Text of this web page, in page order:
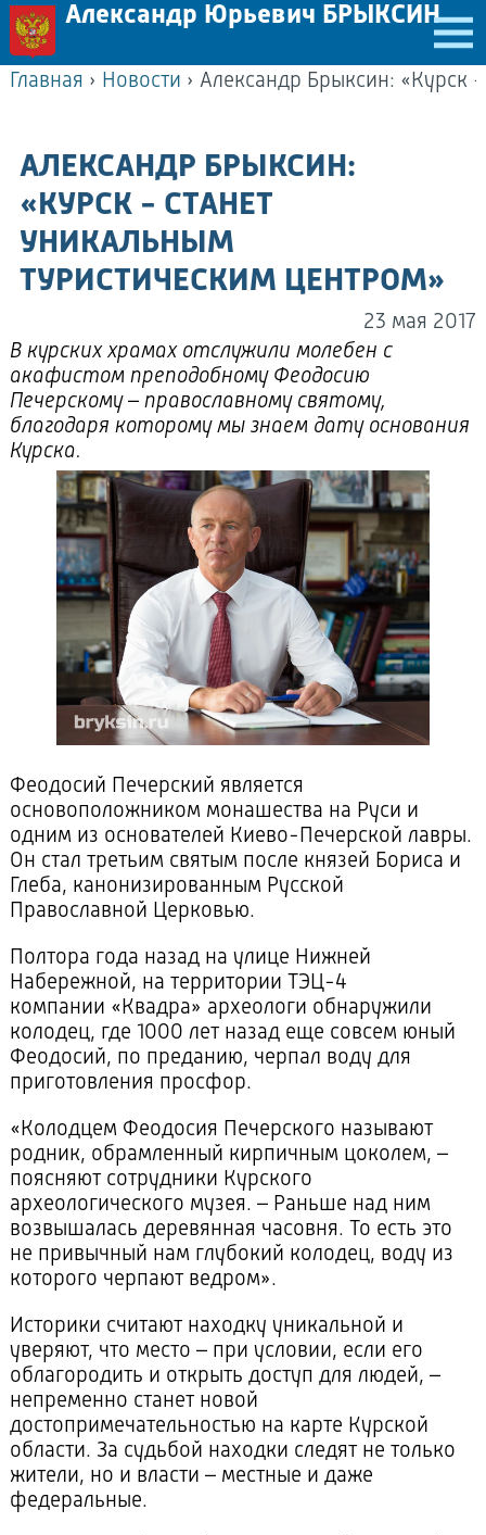
Александр Юрьевич БРЫКСИН
Главная › Новости ›
АЛЕКСАНДР БРЫКСИН:
«КУРСК - СТАНЕТ
УНИКАЛЬНЫМ
ТУРИСТИЧЕСКИМ ЦЕНТРОМ»
23 мая 2017
В курских храмах отслужили молебен с
акафистом преподобному Феодосию
Печерскому – православному святому,
благодаря которому мы знаем дату основания
Курска.
Феодосий Печерский является
основоположником монашества на Руси и
одним из основателей Киево-Печерской лавры.
Он стал третьим святым после князей Бориса и
Глеба, канонизированным Русской
Православной Церковью.
Полтора года назад на улице Нижней
Набережной, на территории ТЭЦ-4
компании «Квадра» археологи обнаружили
колодец, где 1000 лет назад еще совсем юный
Феодосий, по преданию, черпал воду для
приготовления просфор.
«Колодцем Феодосия Печерского называют
родник, обрамленный кирпичным цоколем, –
поясняют сотрудники Курского
археологического музея. – Раньше над ним
возвышалась деревянная часовня. То есть это
не привычный нам глубокий колодец, воду из
которого черпают ведром».
Историки считают находку уникальной и
уверяют, что место – при условии, если его
облагородить и открыть доступ для людей, –
непременно станет новой
достопримечательностью на карте Курской
области. За судьбой находки следят не только
жители, но и власти – местные и даже
федеральные.